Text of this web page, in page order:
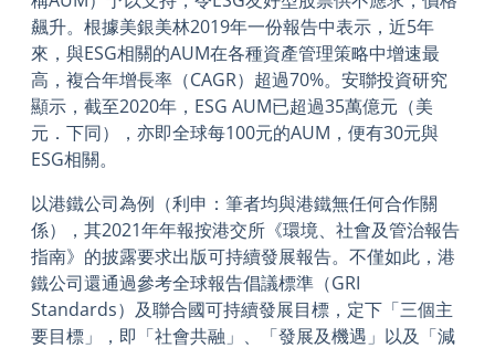
飆升。根據美銀美林2019年一份報告中表示，近5年
來，與ESG相關的AUM在各種資產管理策略中增速最
高，複合年增長率（CAGR）超過70%。安聯投資研究
顯示，截至2020年，ESG AUM已超過35萬億元（美
元．下同），亦即全球每100元的AUM，便有30元與
ESG相關。
以港鐵公司為例（利申：筆者均與港鐵無任何合作關
係），其2021年年報按港交所《環境、社會及管治報告
指南》的披露要求出版可持續發展報告。不僅如此，港
鐵公司還通過參考全球報告倡議標準（GRI
Standards）及聯合國可持續發展目標，定下「三個主
要目標」，即「社會共融」、「發展及機遇」以及「減